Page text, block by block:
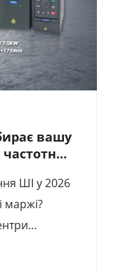
вашу
фабрик
ШІ у 2026
маржі?